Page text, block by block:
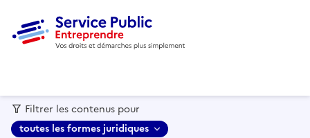
Filtrer les contenus pour
toutes les formes juridiques